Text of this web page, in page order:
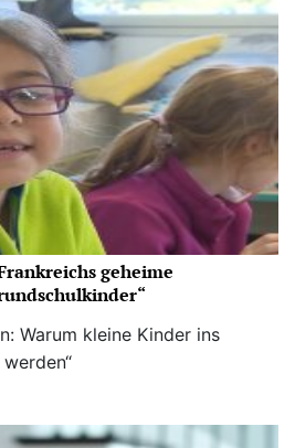
geheime
Warum kleine Kinder ins